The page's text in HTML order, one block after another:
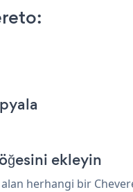
ekleyin
herhangi bir